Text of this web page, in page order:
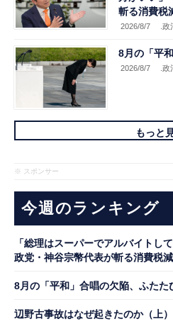
斬る消費税
2026/8/7 .政
8月の「平
2026/8/7 .政
もっと
※ スポンサー
今週のランキング
「総理はスーパーでアルバイト
政党・神谷宗幣代表が斬る消費税
8月の「平和」合唱の欠陥、ふたた
辺野古事故はなぜ起きたのか（上）